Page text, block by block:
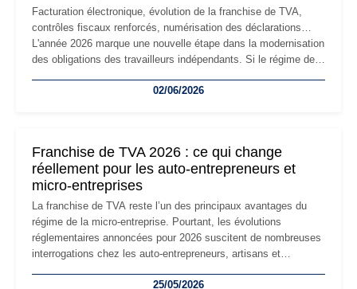
Facturation électronique, évolution de la franchise de TVA,
contrôles fiscaux renforcés, numérisation des déclarations…
L'année 2026 marque une nouvelle étape dans la modernisation
des obligations des travailleurs indépendants. Si le régime de
les auto-entrepreneurs devront s'adapter à un environnement
02/06/2026
Franchise de TVA 2026 : ce qui change
réellement pour les auto-entrepreneurs et
micro-entreprises
La franchise de TVA reste l’un des principaux avantages du
régime de la micro-entreprise. Pourtant, les évolutions
réglementaires annoncées pour 2026 suscitent de nombreuses
interrogations chez les auto-entrepreneurs, artisans et
facturation ou risque de bascule vers la TVA : les règles
25/05/2026